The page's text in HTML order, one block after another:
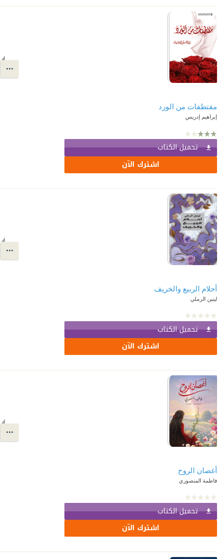
مقتطفات من الورد
إبراهيم إدريس
تحميل الكتاب
اشترك الآن
أحلام الربيع والخريف
لينين الرملي
تحميل الكتاب
اشترك الآن
أغصان الروح
فاطمة المنصوري
تحميل الكتاب
اشترك الآن